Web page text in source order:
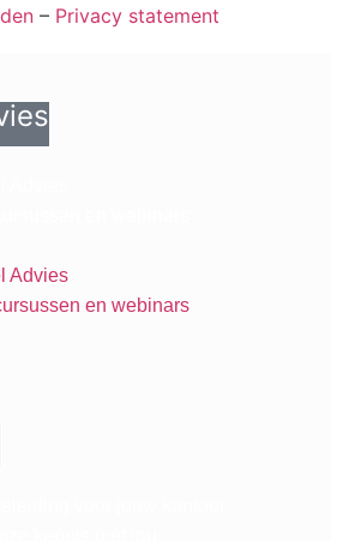
– Privacy statement
Advies
en webinars